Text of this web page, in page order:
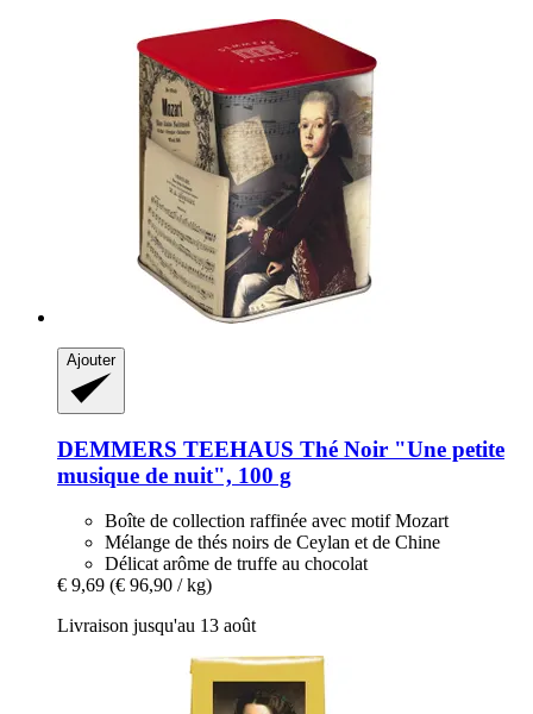
Ajouter
DEMMERS TEEHAUS Thé Noir "Une petite
musique de nuit", 100 g
Boîte de collection raffinée avec motif Mozart
Mélange de thés noirs de Ceylan et de Chine
Délicat arôme de truffe au chocolat
€ 9,69 (€ 96,90 / kg)
Livraison jusqu'au 13 août